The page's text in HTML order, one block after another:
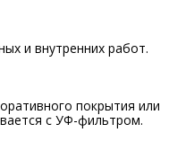
и внутренних работ.
покрытия или
с УФ-фильтром.